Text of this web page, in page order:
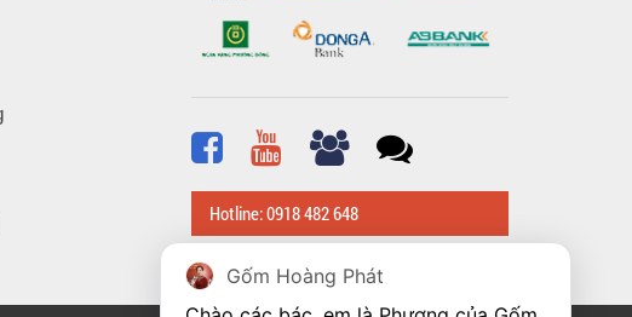
Hotline: 0918 482 648
Gốm Hoàng Phát